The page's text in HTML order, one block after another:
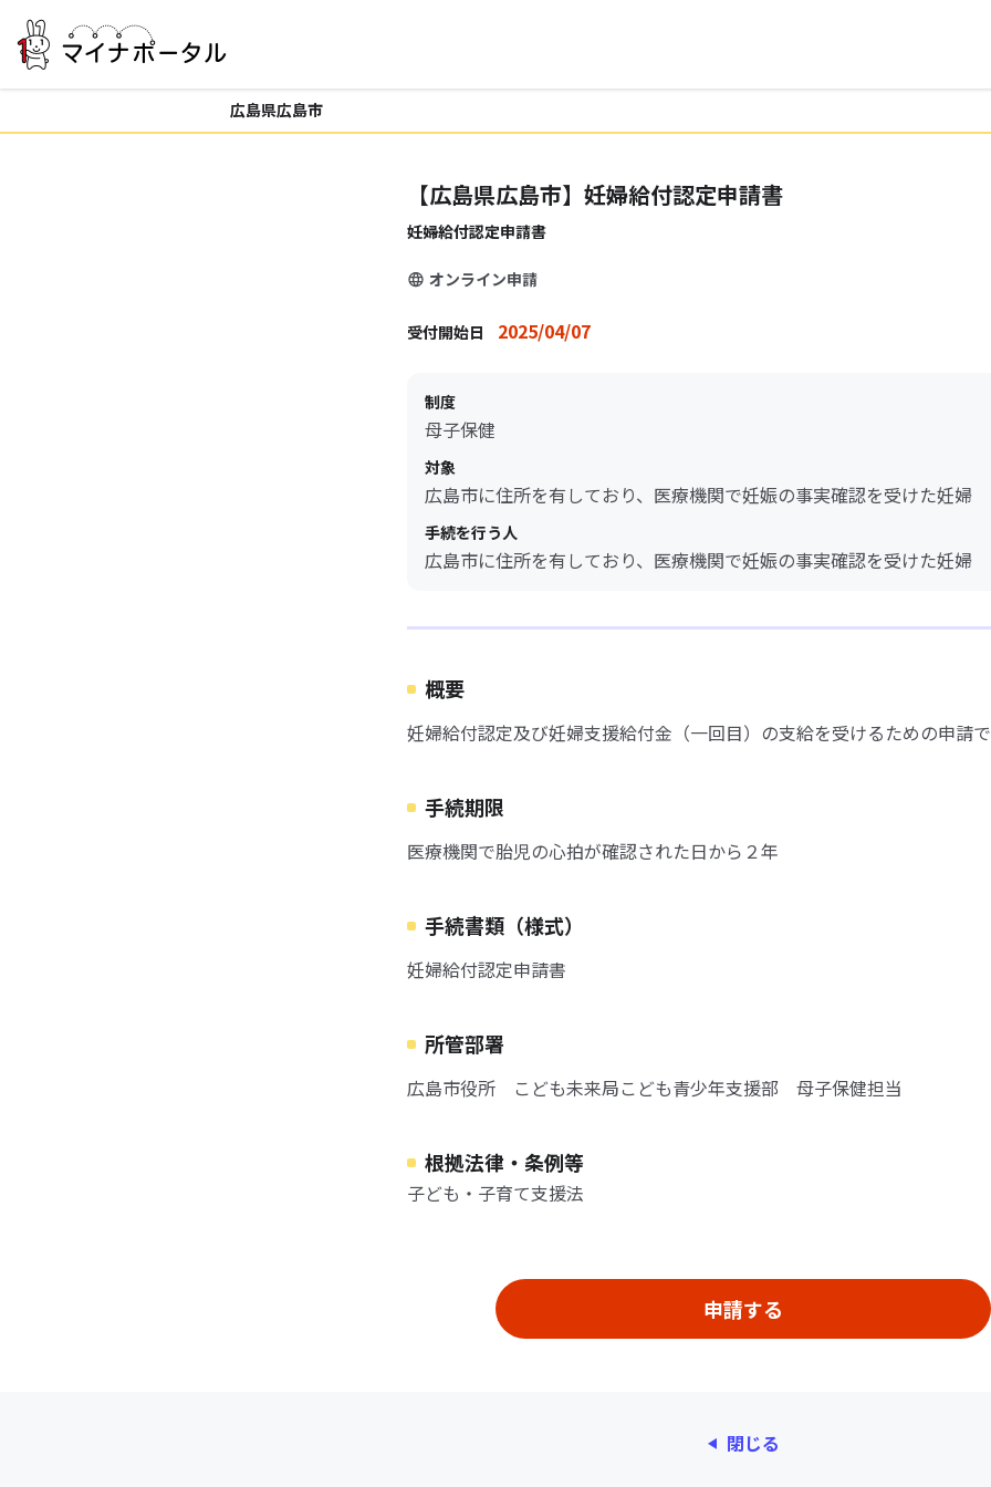
広島県広島市
【広島県広島市】妊婦給付認定申請書
妊婦給付認定申請書
オンライン申請
受付開始日 2025/04/07
制度
母子保健
対象
広島市に住所を有しており、医療機関で妊娠の事実確認を受けた妊婦
手続を行う人
広島市に住所を有しており、医療機関で妊娠の事実確認を受けた妊婦
概要
妊婦給付認定及び妊婦支援給付金（一回目）の支給を受けるための申請
手続期限
医療機関で胎児の心拍が確認された日から２年
手続書類（様式）
妊婦給付認定申請書
所管部署
広島市役所 こども未来局こども青少年支援部 母子保健担当
根拠法律・条例等
子ども・子育て支援法
閉じる